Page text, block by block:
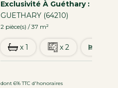
GUETHARY (64210)
2 pièce(s) / 37 m²
x 1 x 2
dont 6% TTC d'honoraires